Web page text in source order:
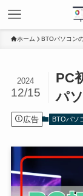
ホーム BTOパソコン
PC
パ
2024
12/15
広告 BTOパソ